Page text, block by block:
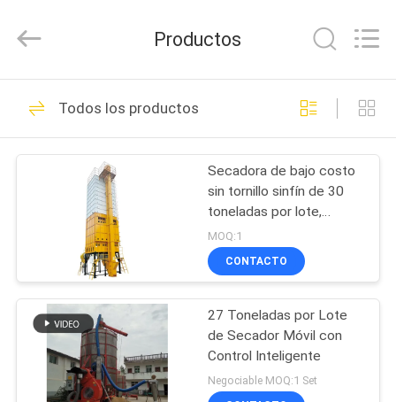
HOGAR
PRODUCTOS
NOSOTROS
VIAJE
FÁBRICA
TECHNOLOGY
Rights
Secador de grano
de arroz
51
Secador de grano
del lote
56
Productos
Todos los productos
Secadora de bajo costo
sin tornillo sinfín de 30
toneladas por lote,
máquina secadora
agrícola
MOQ:1
CONTACTO
27 Toneladas por Lote
de Secador Móvil con
Control Inteligente
Negociable MOQ:1 Set